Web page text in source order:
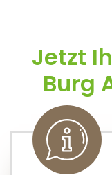
Jetzt
Burg